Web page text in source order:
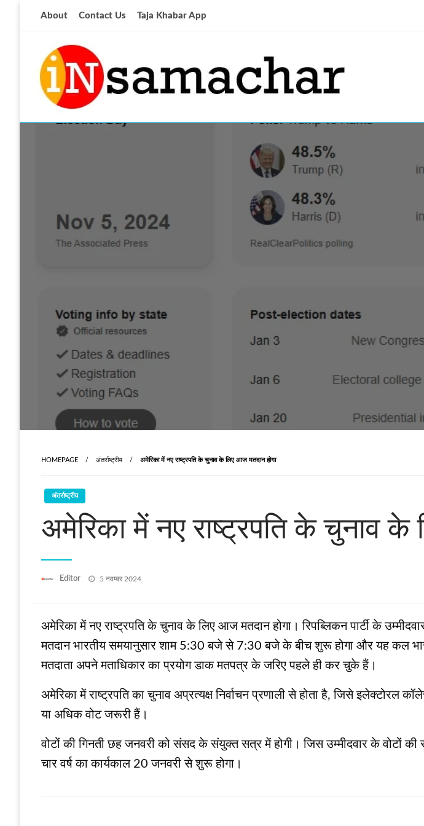
About Contact Us Taja Khabar App
आज की ताजा खबर
HOMEPAGE अंतर्राष्ट्रीय अमेरिका में नए राष्ट्रपति के चुनाव के लिए आज मतदान होगा
अंतर्राष्ट्रीय
अमेरिका में नए राष्ट्रपति के चुनाव के
Editor
Posted
5 नवम्बर 2024
अमेरिका में नए राष्‍ट्रपति के चुनाव के लिए आज मतदान होगा। रिपब्लिकन पार्टी के
मतदान भारतीय समयानुसार शाम 5:30 बजे से 7:30 बजे के बीच शुरू होगा और यह कल
मतदाता अपने मताधिकार का प्रयोग डाक मतपत्र के जरिए पहले ही कर चुके हैं।
अमेरिका में राष्ट्रपति का चुनाव अप्रत्यक्ष निर्वाचन प्रणाली से होता है, जिसे
या अधिक वोट जरूरी हैं।
वोटों की गिनती छह जनवरी को संसद के संयुक्‍त सत्र में होगी। जिस उम्‍मीदवार के वोटों की
चार वर्ष का कार्यकाल 20 जनवरी से शुरू होगा।